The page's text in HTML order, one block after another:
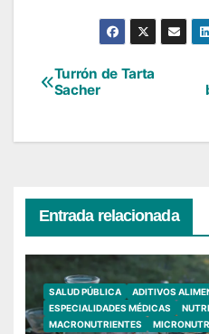
Navegación
Turrón de Tarta
Sacher
Entrada relacionada
SALUD PÚBLICA
ADITIVOS
ESPECIALIDADES MÉDICAS
MACRONUTRIENTES